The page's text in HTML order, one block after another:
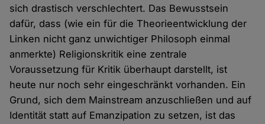
sich drastisch verschlechtert. Das Bewusstsein
dafür, dass (wie ein für die Theorieentwicklung der
Linken nicht ganz unwichtiger Philosoph einmal
anmerkte) Religionskritik eine zentrale
Voraussetzung für Kritik überhaupt darstellt, ist
heute nur noch sehr eingeschränkt vorhanden. Ein
Grund, sich dem Mainstream anzuschließen und auf
Identität statt auf Emanzipation zu setzen, ist das